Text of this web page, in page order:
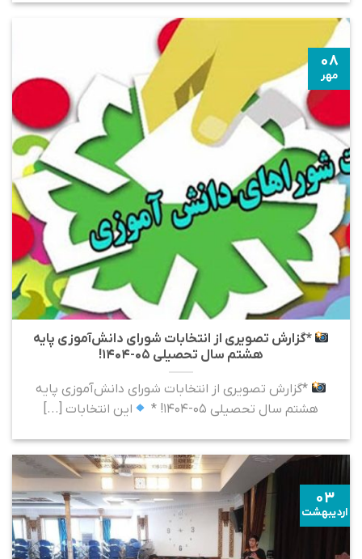
*گزارش تصویری از انتخابات شورای دانش‌آموزی پایه
هشتم سال تحصیلی ۰۵-۱۴۰۴!
*گزارش تصویری از انتخابات شورای دانش‌آموزی پایه
هشتم سال تحصیلی ۰۵-۱۴۰۴! *
این انتخابات [...]
۰۸
مهر
۰۳
اردیبهشت